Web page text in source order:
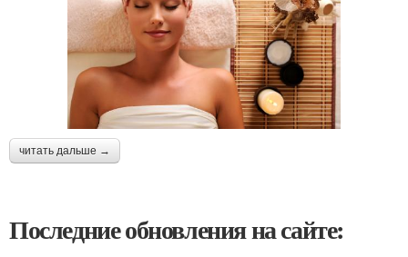
читать дальше →
Последние обновления на сайте: